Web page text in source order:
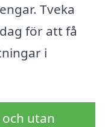
Tveka
för att få
i
utan